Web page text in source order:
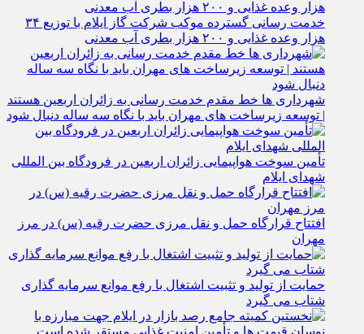
خدمت رسانی گسترده موکب شرکت گاز ایلام با توزیع ۳۴
هزار وعده غذایی و ۲۰۰ هزار بطری آب معدنی
شهرداری‌ ها خط مقدم خدمت ‌رسانی به زائران اربعین هستند
| توسعه زیرساخت ‌های مهران باید با نگاه سه‌ ساله دنبال شود
تأمین سوخت هواپیمایی زائران اربعین در فرودگاه بین المللی
شهدای ایلام
افتتاح قرارگاه حمل‌ و نقل مرزی حضرت رقیه (س) در مرز
مهران
حمایت از تولید و تثبیت اشتغال با رفع موانع سرمایه‌ گذاری
شتاب می‌ گیرد